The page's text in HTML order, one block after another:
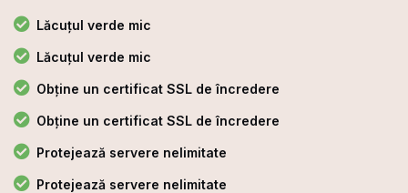
Lăcuțul verde mic
Lăcuțul verde mic
Obține un certificat SSL de încredere
Obține un certificat SSL de încredere
Protejează servere nelimitate
Protejează servere nelimitate